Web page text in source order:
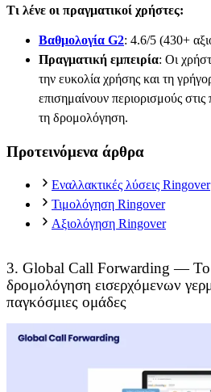
Τι λένε οι πραγματικοί χρήστες:
Βαθμολογία G2: 4.6/5 (430+
Πραγματική εμπειρία: Οι
την ευκολία χρήσης και τη
επισημαίνουν περιορισμούς
τη δρομολόγηση.
Προτεινόμενα άρθρα
Εναλλακτικές λύσεις Ringover
Τιμολόγηση Ringover
Αξιολόγηση Ringover
3. Global Call Forwarding — Το
δρομολόγηση εισερχόμενων
παγκόσμιες ομάδες